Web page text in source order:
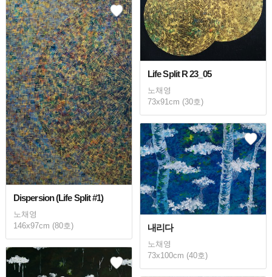
Life Split R 23_05
노채영
73x91cm (30호)
Dispersion (Life Split #1)
노채영
146x97cm (80호)
내리다
노채영
73x100cm (40호)